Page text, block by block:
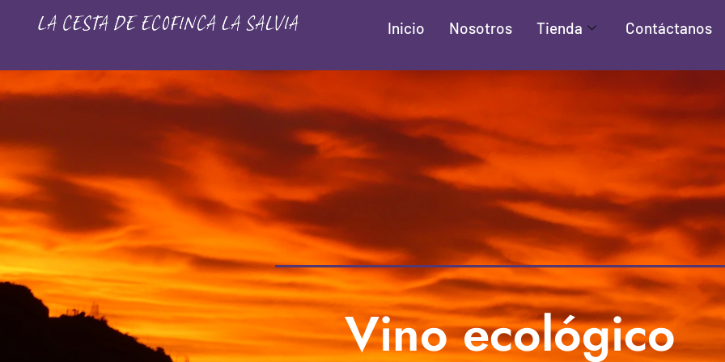
Inicio Nosotros Tienda Contáctanos
Vino ecológico